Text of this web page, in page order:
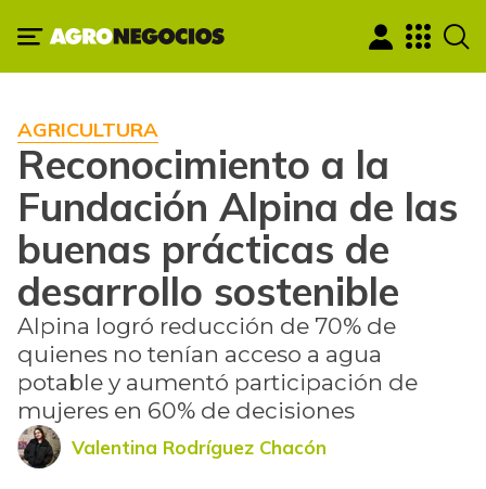
AGRICULTURA
Reconocimiento a la
Fundación Alpina de las
buenas prácticas de
desarrollo sostenible
Alpina logró reducción de 70% de
quienes no tenían acceso a agua
potable y aumentó participación de
mujeres en 60% de decisiones
Valentina Rodríguez Chacón